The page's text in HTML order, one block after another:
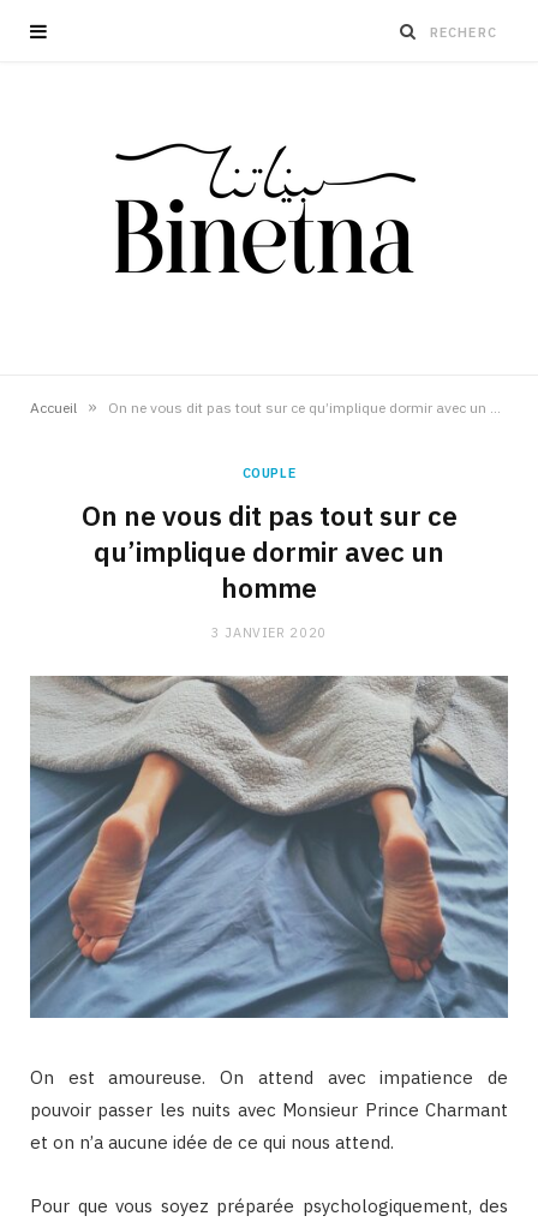
Accueil »
COUPLE
On ne vous dit pas tout sur ce
qu’implique dormir avec un
homme
3 JANVIER 2020
On est amoureuse. On attend avec impatience de
pouvoir passer les nuits avec Monsieur Prince Charmant
et on n’a aucune idée de ce qui nous attend.
Pour que vous soyez préparée psychologiquement, des